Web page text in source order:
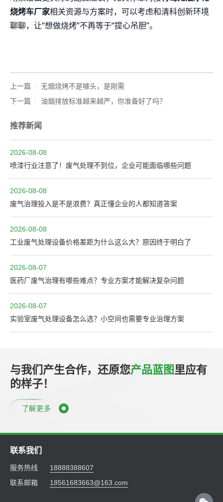
烧烤车厂家相关资源与方案时，可以考虑和清科创新环境
聊聊，让“想做烧烤”不再等于“提心吊胆”。
上一篇
无烟烧烤不是噱头，是刚需
下一篇
油烟排放标准越来越严，你准备好了吗？
推荐新闻
2026-08-08
喷漆行业注意了！废气处理不到位，企业可能面临哪些问题
2026-08-08
废气治理投入是不是浪费？真正懂企业的人都知道答案
2026-08-08
工业废气处理设备价格差距为什么这么大？原因终于明白了
2026-08-07
医药厂废气治理有哪些难点？专业方案才能解决复杂问题
2026-08-07
实验室废气处理设备怎么选？小空间也需要专业治理方案
与我们产生合作，还原您产品蓝图里应有
的样子！
了解更多
联系我们
服务热线
18888388607
联系邮箱
18561683663@163.com